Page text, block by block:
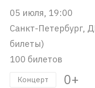
05 июля, 19:00
Санкт-Петербург,
билеты)
100 билетов
Концерт 0+